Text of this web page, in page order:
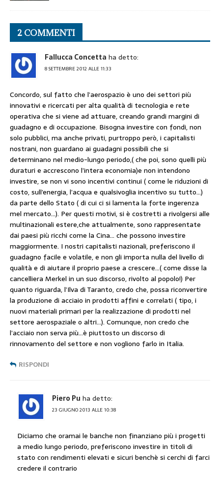
2 COMMENTI
Fallucca Concetta ha detto:
8 SETTEMBRE 2012 ALLE 11:33
Concordo, sul fatto che l’aerospazio è uno dei settori più
innovativi e ricercati per alta qualità di tecnologia e rete
operativa che si viene ad attuare, creando grandi margini di
guadagno e di occupazione. Bisogna investire con fondi, non
solo pubblici, ma anche privati, purtroppo però, i capitalisti
nostrani, non guardano ai guadagni possibili che si
determinano nel medio-lungo periodo,( che poi, sono quelli più
duraturi e accrescono l’intera economia)e non intendono
investire, se non vi sono incentivi continui ( come le riduzioni di
costo, sull’energia, l’acqua e qualsivoglia incentivo su tutto…)
da parte dello Stato ( di cui ci si lamenta la forte ingerenza
mel mercato…). Per questi motivi, si è costretti a rivolgersi alle
multinazionali estere,che attualmente, sono rappresentate
dai paesi più ricchi come la Cina… che possono investire
maggiormente. I nostri capitalisti nazionali, preferiscono il
guadagno facile e volatile, e non gli importa nulla del livello di
qualità e di aiutare il proprio paese a crescere…( come disse la
cancelliera Merkel in un suo discorso, rivolto al popolo!) Per
quanto riguarda, l’Ilva di Taranto, credo che, possa riconvertire
la produzione di acciaio in prodotti affini e correlati ( tipo, i
nuovi materiali primari per la realizzazione di prodotti nel
settore aerospaziale o altri…). Comunque, non credo che
l’acciaio non serva più…è piuttosto un discorso di
rinnovamento del settore e non vogliono farlo in Italia.
RISPONDI
Piero Pu ha detto:
23 GIUGNO 2013 ALLE 10:38
Diciamo che oramai le banche non finanziano più i progetti
a medio lungo periodo, preferiscono investire in titoli di
stato con rendimenti elevati e sicuri benchè si cerchi di farci
credere il contrario